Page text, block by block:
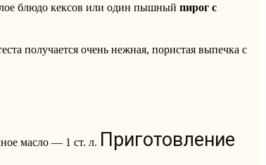
блюдо кексов или один пышный пирог с
получается очень нежная, пористая выпечка с
масло — 1 ст. л. Приготовление